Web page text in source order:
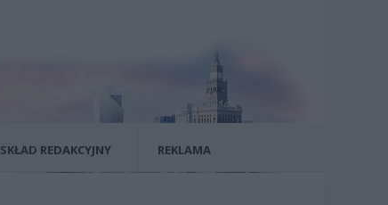
SKŁAD REDAKCYJNY REKLAMA